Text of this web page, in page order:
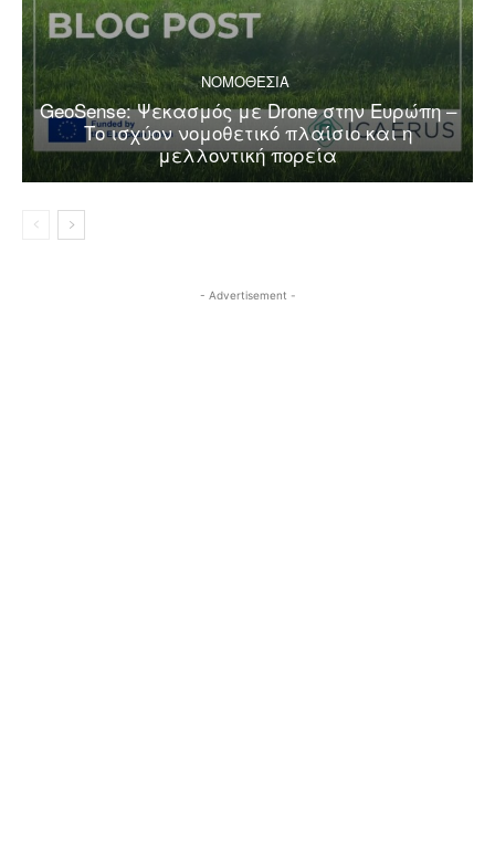
ΝΟΜΟΘΕΣΙΑ
GeoSense: Ψεκασμός με Drone στην Ευρώπη –
Το ισχύον νομοθετικό πλαίσιο και η
μελλοντική πορεία
- Advertisement -